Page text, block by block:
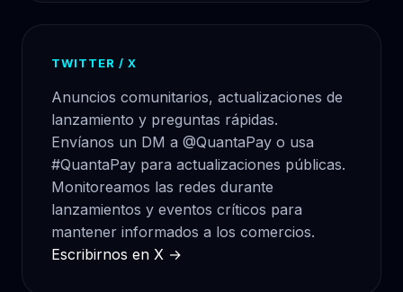
TWITTER / X
Anuncios comunitarios, actualizaciones de
lanzamiento y preguntas rápidas.
Envíanos un DM a @QuantaPay o usa
#QuantaPay para actualizaciones públicas.
Monitoreamos las redes durante
lanzamientos y eventos críticos para
mantener informados a los comercios.
Escribirnos en X →